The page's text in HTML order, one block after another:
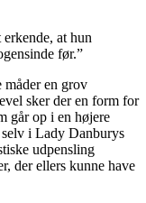
at hun
før.”
måder en grov
sker der en form for
går op i en højere
i Lady Danburys
udpensling
der ellers kunne have